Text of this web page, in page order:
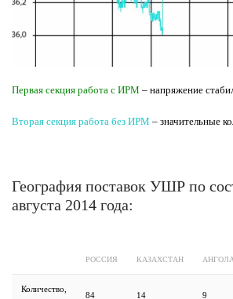
Первая секция работа с ИРМ – напряжение
Вторая секция работа без ИРМ – значительные
География поставок УШР по
августа 2014 года:
РОССИЯ КАЗАХСТАН АНГОЛА
Количество,
84 14 9